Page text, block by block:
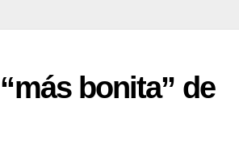
bonita” de